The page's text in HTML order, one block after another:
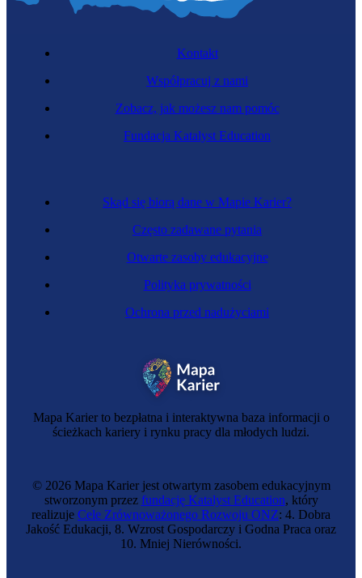
Zawód regulowany
Specjalistka farmacji
Zawód regulowany
Mapa Karier to bezpłatna i interaktywna baza informacji o
ścieżkach kariery i rynku pracy dla młodych ludzi.
Skąd się biorą dane w Mapie Karier?
Często zadawane pytania
Otwarte zasoby edukacyjne
Polityka prywatności
Ochrona przed nadużyciami
Kontakt
Współpracuj z nami
Zobacz, jak możesz nam pomóc
Fundacja Katalyst Education
© 2026 Mapa Karier jest otwartym zasobem edukacyjnym
stworzonym przez fundację Katalyst Education, który
realizuje Cele Zrównoważonego Rozwoju ONZ: 4. Dobra
Jakość Edukacji, 8. Wzrost Gospodarczy i Godna Praca oraz
10. Mniej Nierówności.